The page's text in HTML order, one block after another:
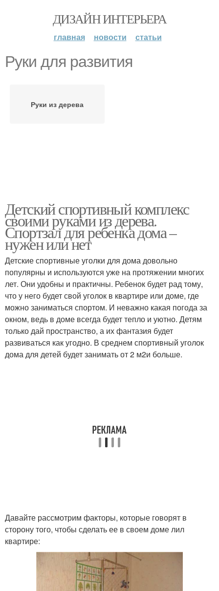
ДИЗАЙН ИНТЕРЬЕРА
главная новости статьи
Руки для развития
Руки из дерева
Детский спортивный комплекс
своими руками из дерева.
Спортзал для ребенка дома –
нужен или нет
Детские спортивные уголки для дома довольно
популярны и используются уже на протяжении многих
лет. Они удобны и практичны. Ребенок будет рад тому,
что у него будет свой уголок в квартире или доме, где
можно заниматься спортом. И неважно какая погода за
окном, ведь в доме всегда будет тепло и уютно. Детям
только дай пространство, а их фантазия будет
развиваться как угодно. В среднем спортивный уголок
дома для детей будет занимать от 2 м2и больше.
Давайте рассмотрим факторы, которые говорят в
сторону того, чтобы сделать ее в своем доме лил
квартире: